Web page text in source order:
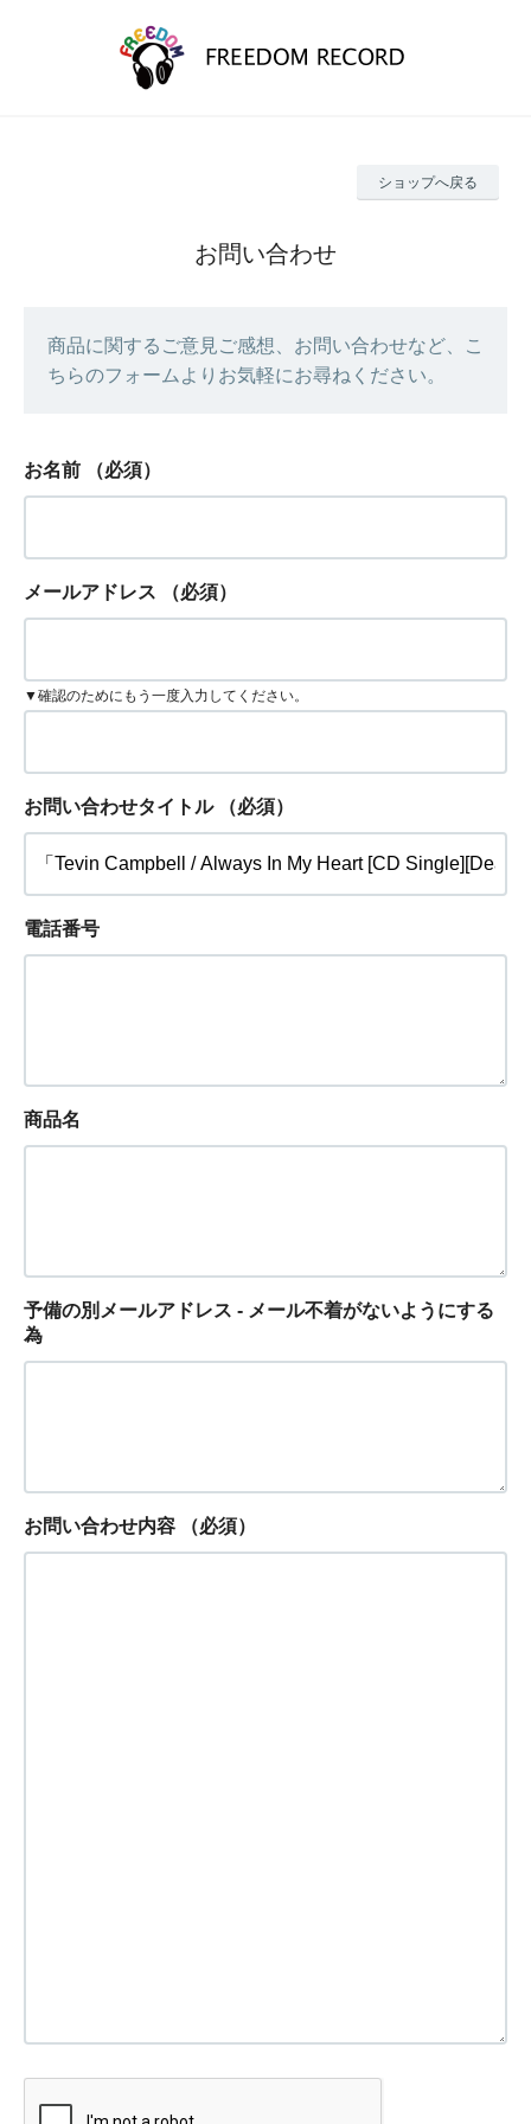
ショップへ戻る
お問い合わせ
商品に関するご意見ご感想、お問い合わせなど、こ
ちらのフォームよりお気軽にお尋ねください。
お名前 （必須）
メールアドレス （必須）
▼確認のためにもう一度入力してください。
お問い合わせタイトル （必須）
電話番号
商品名
予備の別メールアドレス - メール不着がないようにする
為
お問い合わせ内容 （必須）